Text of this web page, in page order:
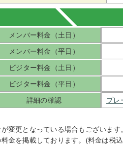
メンバー料金（土日）
メンバー料金（平日）
ビジター料金（土日）
ビジター料金（平日）
詳細の確認
プレ
変更となっている場合もございま
金を掲載しております。(料金は税